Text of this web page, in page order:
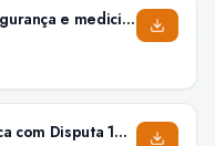
Anexo XIII – Da saúde, segurança e medicina do trabalho
Edital – Cotação Eletrônica com Disputa 120/2021